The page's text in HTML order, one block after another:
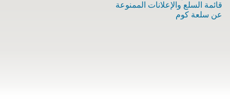
قائمة السلع والإعلانات الممنوعة
عن سلعة كوم